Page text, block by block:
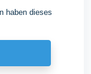
haben dieses